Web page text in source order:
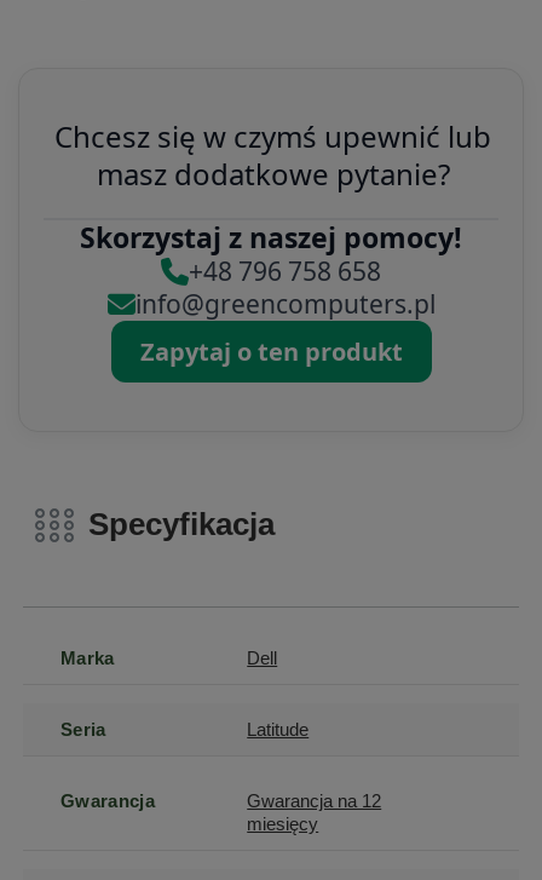
Chcesz się w czymś upewnić lub
masz dodatkowe pytanie?
Skorzystaj z naszej pomocy!
+48 796 758 658
info@greencomputers.pl
Zapytaj o ten produkt
Specyfikacja
Marka Dell
Seria Latitude
Gwarancja
Gwarancja na 12
miesięcy